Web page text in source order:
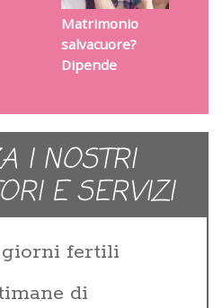
Matrimonio
salvacuore?
Dipende
I NOSTRI
E SERVIZI
giorni fertili
di